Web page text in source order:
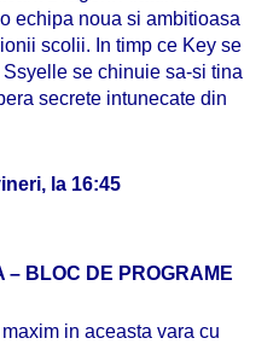
echipa noua si ambitioasa
scolii. In timp ce Key se
se chinuie sa-si tina
secrete intunecate din
la 16:45
– BLOC DE PROGRAME
in aceasta vara cu